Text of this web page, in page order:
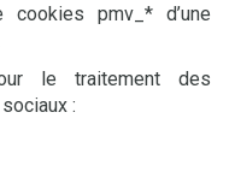
pmv_* d’une
le traitement des
: